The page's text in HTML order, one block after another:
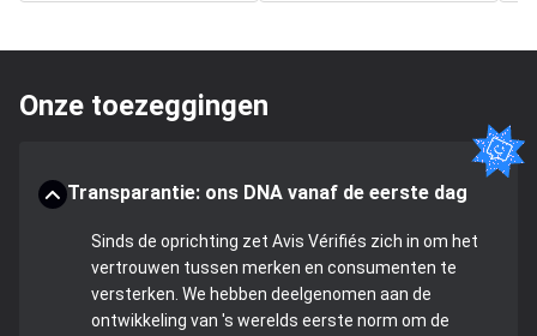
Onze toezeggingen
Transparantie: ons DNA vanaf de eerste dag
Sinds de oprichting zet Avis Vérifiés zich in om het
vertrouwen tussen merken en consumenten te
versterken. We hebben deelgenomen aan de
ontwikkeling van 's werelds eerste norm om de